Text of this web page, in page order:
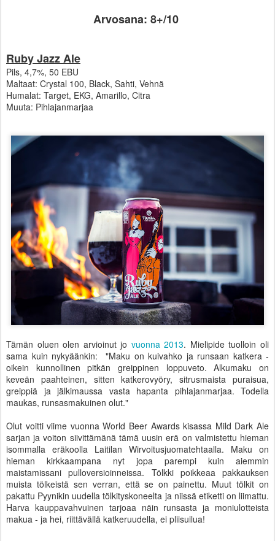
Arvosana: 8+/10
Ruby Jazz Ale
Pils, 4,7%, 50 EBU
Maltaat: Crystal 100, Black, Sahti, Vehnä
Humalat: Target, EKG, Amarillo, Citra
Muuta: Pihlajanmarjaa
Tämän oluen olen arvioinut jo vuonna 2013. Mielipide tuolloin oli
sama kuin nykyäänkin: "Maku on kuivahko ja runsaan katkera -
oikein kunnollinen pitkän greippinen loppuveto. Alkumaku on
keveän paahteinen, sitten katkerovyöry, sitrusmaista puraisua,
greippiä ja jälkimaussa vasta hapanta pihlajanmarjaa. Todella
maukas, runsasmakuinen olut."
Olut voitti viime vuonna World Beer Awards kisassa Mild Dark Ale
sarjan ja voiton siivittämänä tämä uusin erä on valmistettu hieman
isommalla eräkoolla Laitilan Wirvoitusjuomatehtaalla. Maku on
hieman kirkkaampana nyt jopa parempi kuin aiemmin
maistamissani pulloversioinneissa. Tölkki poikkeaa pakkauksen
muista tölkeistä sen verran, että se on painettu. Muut tölkit on
pakattu Pyynikin uudella tölkityskoneelta ja niissä etiketti on liimattu.
Harva kauppavahvuinen tarjoaa näin runsasta ja moniulotteista
makua - ja hei, riittävällä katkeruudella, ei pliisuilua!